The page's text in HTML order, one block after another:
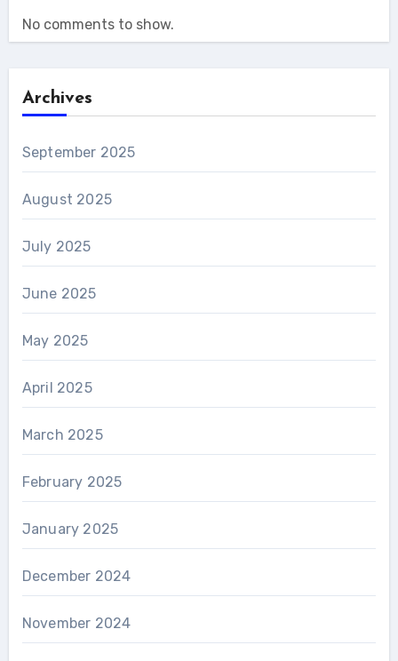
No comments to show.
Archives
September 2025
August 2025
July 2025
June 2025
May 2025
April 2025
March 2025
February 2025
January 2025
December 2024
November 2024